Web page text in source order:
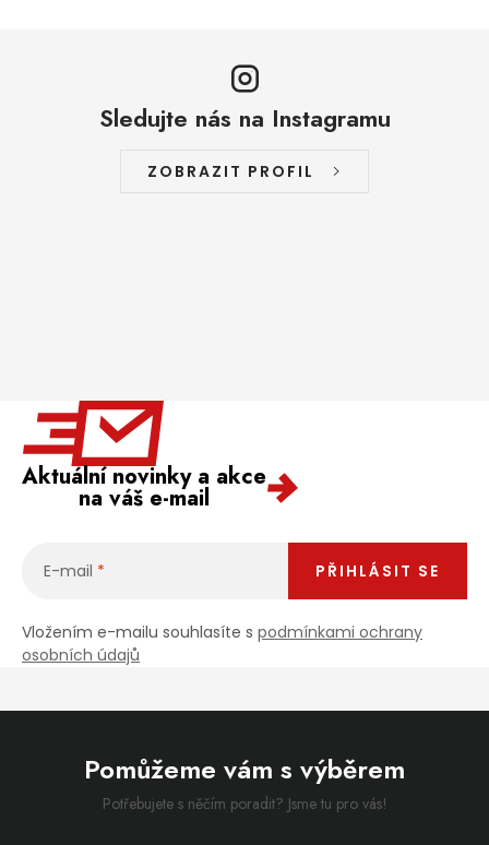
Sledujte nás na Instagramu
ZOBRAZIT PROFIL
Aktuální novinky a akce
na váš e-mail
E-mail
Vložením e-mailu souhlasíte s podmínkami ochrany
osobních údajů
PŘIHLÁSIT SE
Pomůžeme vám s výběrem
Potřebujete s něčím poradit? Jsme tu pro vás!